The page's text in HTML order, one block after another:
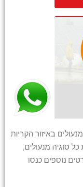
באיזור הקריות
סוגיה מנעולים,
נוספים כנסו